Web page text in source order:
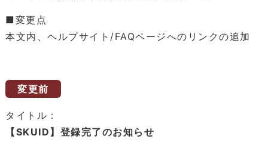
■変更点
本文内、ヘルプサイト/FAQページへのリンクの追加
変更前
タイトル：
【SKUID】登録完了のお知らせ